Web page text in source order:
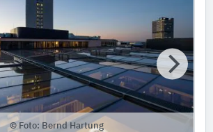
© Foto: Bernd Hartung